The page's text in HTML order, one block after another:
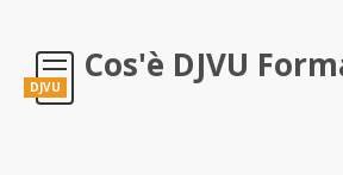
DJVU
Cos'è DJVU